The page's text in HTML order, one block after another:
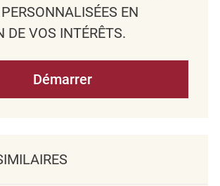
EN
DE VOS INTÉRÊTS.
Démarrer